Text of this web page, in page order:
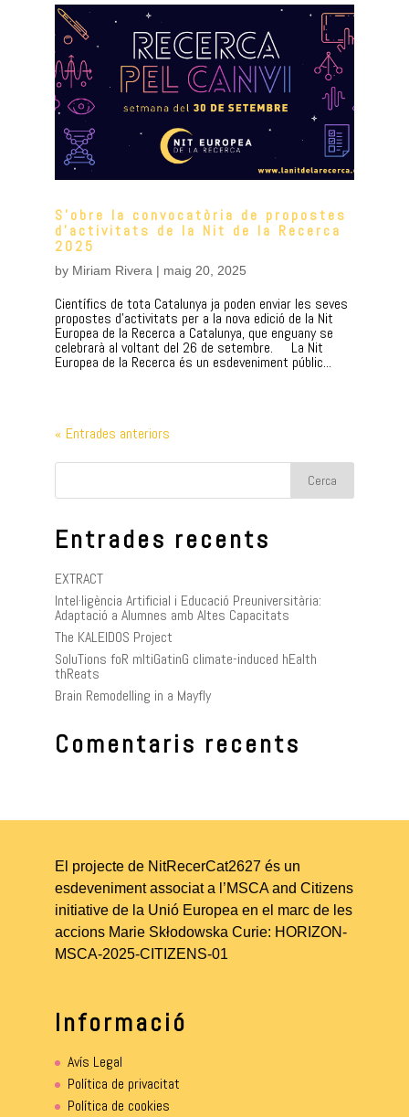
S’obre la convocatòria de propostes
d’activitats de la Nit de la Recerca
2025
by Miriam Rivera | maig 20, 2025
Científics de tota Catalunya ja poden enviar les seves
propostes d’activitats per a la nova edició de la Nit
Europea de la Recerca a Catalunya, que enguany se
celebrarà al voltant del 26 de setembre. La Nit
Europea de la Recerca és un esdeveniment públic...
« Entrades anteriors
Entrades recents
EXTRACT
Intel·ligència Artificial i Educació Preuniversitària:
Adaptació a Alumnes amb Altes Capacitats
The KALEIDOS Project
SoluTions foR mItiGatinG climate-induced hEalth
thReats
Brain Remodelling in a Mayfly
Comentaris recents
El projecte de NitRecerCat2627 és un
esdeveniment associat a l’MSCA and Citizens
initiative de la Unió Europea en el marc de les
accions Marie Skłodowska Curie: HORIZON-
MSCA-2025-CITIZENS-01
Informació
Avís Legal
Política de privacitat
Política de cookies